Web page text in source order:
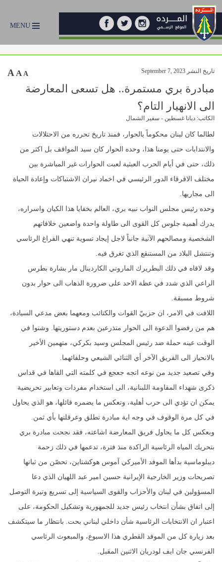
MENU
تاريخ النشر September 7, 2023 A A A
مبادرة بري مستمرة.. هل تسعى المعارضة
الى الانهيار التام؟
الكاتب: ديانا غسطين - سفير الشمال
لطالما كان لبنان محكوماً بالحوار، فمنذ تاريخ تحرره من الاحتلالات
والانتدابات حتى يومنا هذا، وحده الحوار كان سيد المواقف بل اكثر من
ذلك، حتى في أيام الحرب العبثية لعبت الحوارات غير المباشرة بين
مختلف الافرقاء الدور الرئيسي في اخماد نيران الاشتباكات وإعادة الحياة
الى مجاريها.
وحده رئيس مجلس النواب نبيه بري، العالم بخفايا هذا الكيان واسراره،
يدرك أهمية جلوس كل القوى الى طاولة واحدة واضعين خلافاتهم
الشخصية ومصالحهم الآنية جانباً لاجل إيجاد تسوية تنهي الفراغ الرئاسي
وتنتشل البلاد من المستنقع الذي تغرق فيه.
وقد لاقاه في ذلك البطريرك الماروني الكاردينال مار بشارة بطرس
الراعي الذي شدد في عظة الاحد على ضرورة الذهاب الى حوار بدون
شروط مسبقة.
اللافت في الامر، ان حزبيّ القوات والكتائب ومعهما بعض مدعي السيادة،
هم من رفضوا الدعوة الى الحوار متذرعين بعدم دستوريتها. وشنوا في
الوقت عينه حملة ضد رئيس المجلس وسيد بكركي، متهمين الأخير
بالانحياز الى الفريق الآخر أي الثنائي الشيعي وحلفائهما.
وفي تصعيد جديد من نوعه اتجه جعجع في كلمته التي القاها في قداس
ذكرى شهداء المقاومة اللبنانية، الى استخدام مفردات وتعابير تحريضية
يمكن ان تؤدي الى حرب أهلية، وتعكس ما يضمره قائلها، هو الذي يحاول
في كل مرة الوقوف في وجه اية مبادرة تطلق وعرقلتها بأي ثمن.
وبعكس كل ما يحاول فريق المعارضة اشاعته، فقد نجحت مبادرة بري
بتحريك المياه الرئاسية الراكدة منذ فترة، تدعمها في ذلك زحمة
ديبلوماسية بدأها الموفد الأميركي آموس هوكشتاين، تحصّن من ثباتها
تصريحات وزير الخارجية الإيرانية حسين امير عبد اللهيان الذي دعا
المسؤولين في لبنان والأحزاب والقوى السياسية إلى تسريع وتيرة التوصل
إلى اتفاق بشأن انتخاب رئيس جديد للجمهورية وتشكيل الحكومة، على
اعتبار ان الانتخابات الرئاسية شأن داخلي لبناني بحت. بانتظار ما سيتكشف
بعد زيارة كل من الموفد القطري هذا الاسبوع، والمبعوث الرئاسي
الفرنسي جان ايف لودريان الاثنين المقبل.